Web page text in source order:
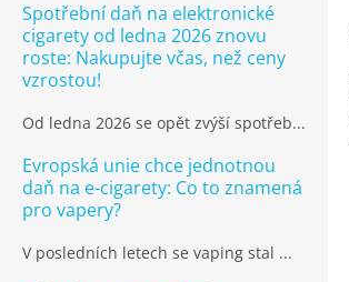
Spotřební daň na elektronické
cigarety od ledna 2026 znovu
roste: Nakupujte včas, než ceny
vzrostou!
Od ledna 2026 se opět zvýší spotřeb...
Evropská unie chce jednotnou
daň na e-cigarety: Co to znamená
pro vapery?
V posledních letech se vaping stal ...